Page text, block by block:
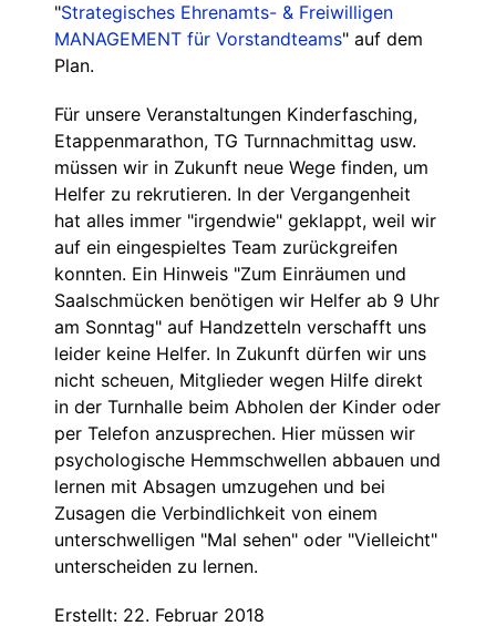
"Strategisches Ehrenamts- & Freiwilligen
MANAGEMENT für Vorstandteams" auf dem
Plan.
Für unsere Veranstaltungen Kinderfasching,
Etappenmarathon, TG Turnnachmittag usw.
müssen wir in Zukunft neue Wege finden, um
Helfer zu rekrutieren. In der Vergangenheit
hat alles immer "irgendwie" geklappt, weil wir
auf ein eingespieltes Team zurückgreifen
konnten. Ein Hinweis "Zum Einräumen und
Saalschmücken benötigen wir Helfer ab 9 Uhr
am Sonntag" auf Handzetteln verschafft uns
leider keine Helfer. In Zukunft dürfen wir uns
nicht scheuen, Mitglieder wegen Hilfe direkt
in der Turnhalle beim Abholen der Kinder oder
per Telefon anzusprechen. Hier müssen wir
psychologische Hemmschwellen abbauen und
lernen mit Absagen umzugehen und bei
Zusagen die Verbindlichkeit von einem
unterschwelligen "Mal sehen" oder "Vielleicht"
unterscheiden zu lernen.
Erstellt: 22. Februar 2018